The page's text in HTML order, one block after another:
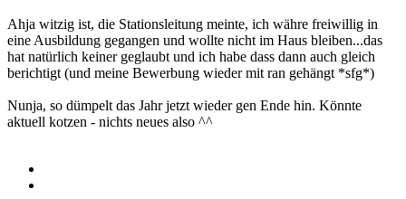
Ahja witzig ist, die Stationsleitung meinte, ich währe freiwillig in
eine Ausbildung gegangen und wollte nicht im Haus bleiben...das
hat natürlich keiner geglaubt und ich habe dass dann auch gleich
berichtigt (und meine Bewerbung wieder mit ran gehängt *sfg*)
Nunja, so dümpelt das Jahr jetzt wieder gen Ende hin. Könnte
aktuell kotzen - nichts neues also ^^